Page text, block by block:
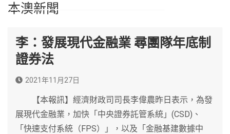
本澳新聞
李：發展現代金融業 尋團隊年底制
證券法
2021年11月27日
【本報訊】經濟財政司司長李偉農昨日表示，為發
展現代金融業，加快「中央證券託管系統」(CSD)、
「快速支付系統（FPS）」，以及「金融基建數據中